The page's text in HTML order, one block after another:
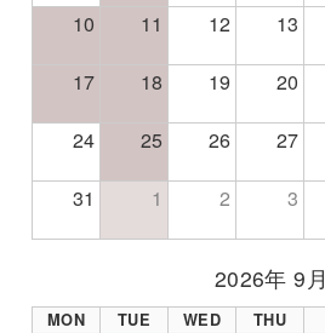
10 11 12 13
17 18 19 20
24 25 26 27
31 1 2 3
2026年 9月
MON TUE WED THU